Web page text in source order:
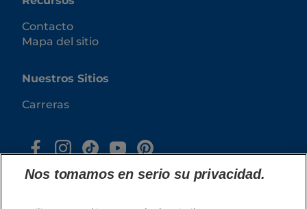
Contacto
Mapa del sitio
Nuestros Sitios
Carreras
Nos tomamos en serio su privacidad.